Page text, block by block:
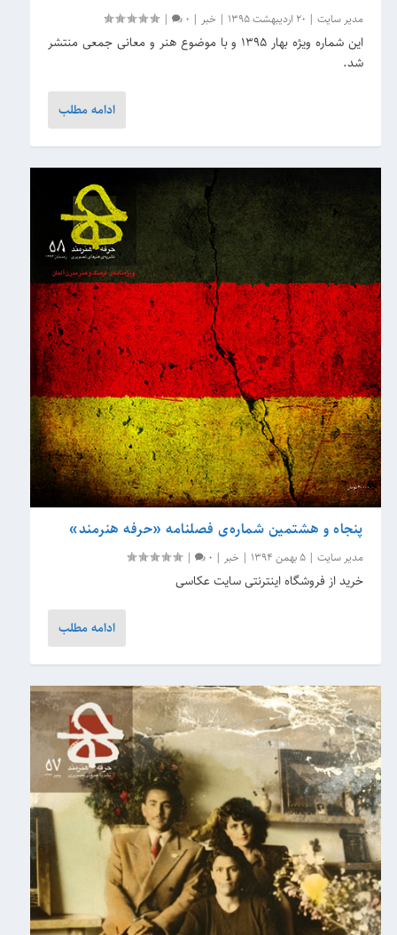
مدیر سایت | 20 اردیبهشت 1395 | خبر |
0
|
این شماره ویژه بهار ۱۳۹۵ و با موضوع هنر و معانی جمعی منتشر
شد.
ادامه مطلب
پنجاه و هشتمین شماره‌ی فصلنامه «حرفه هنرمند»
مدیر سایت |5 بهمن 1394 | خبر |
0
|
خرید از فروشگاه اینترنتی سایت عکاسی
ادامه مطلب